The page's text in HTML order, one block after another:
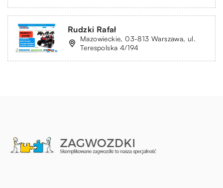
Rudzki Rafał
Mazowieckie, 03-813 Warszawa, ul.
Terespolska 4/194